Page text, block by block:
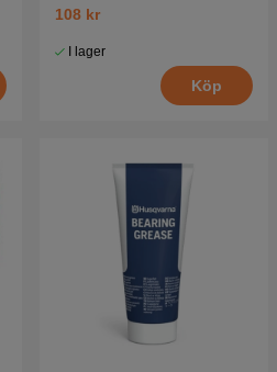
108 kr
I lager
Köp